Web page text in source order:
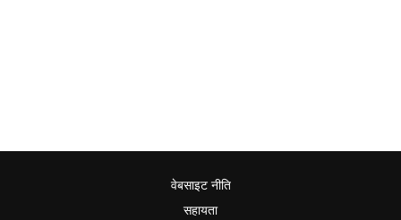
वेबसाइट नीति
सहायता